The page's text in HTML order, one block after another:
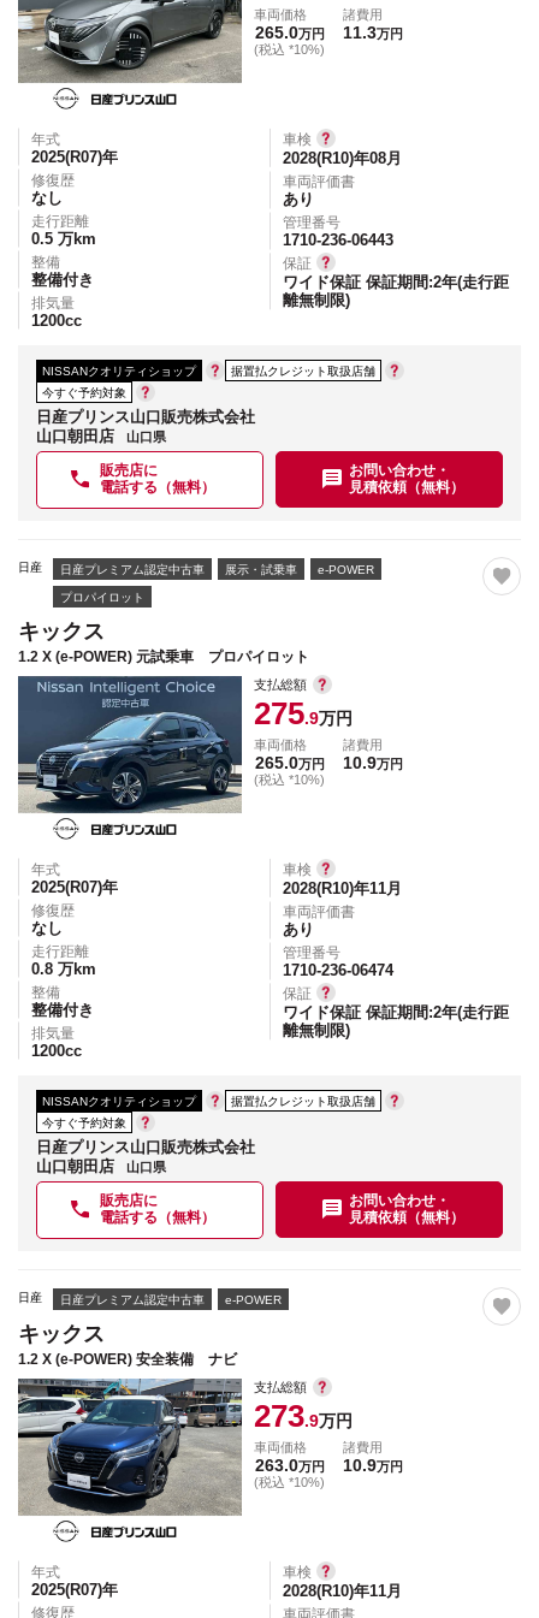
車両価格
265.0万円
(税込 *10%)
諸費用
11.3万円
年式
2025(R07)年
修復歴
なし
走行距離
0.5 万km
整備
整備付き
排気量
1200cc
車検
2028(R10)年08月
車両評価書
あり
管理番号
1710-236-06443
保証
ワイド保証 保証期間:2年(走行距
離無制限)
NISSANクオリティショップ
据置払クレジット取扱店舗
今すぐ予約対象
日産プリンス山口販売株式会社
山口朝田店
山口県
販売店に
電話する（無料）
お問い合わせ・
見積依頼（無料）
日産 日産プレミアム認定中古車 展示・試乗車 e-POWER
プロパイロット
キックス
1.2 X (e-POWER) 元試乗車 プロパイロット
支払総額
275.9万円
車両価格
265.0万円
(税込 *10%)
諸費用
10.9万円
年式
2025(R07)年
修復歴
なし
走行距離
0.8 万km
整備
整備付き
排気量
1200cc
車検
2028(R10)年11月
車両評価書
あり
管理番号
1710-236-06474
保証
ワイド保証 保証期間:2年(走行距
離無制限)
NISSANクオリティショップ
据置払クレジット取扱店舗
今すぐ予約対象
日産プリンス山口販売株式会社
山口朝田店
山口県
販売店に
電話する（無料）
お問い合わせ・
見積依頼（無料）
日産 日産プレミアム認定中古車 e-POWER
キックス
1.2 X (e-POWER) 安全装備 ナビ
支払総額
273.9万円
車両価格
263.0万円
(税込 *10%)
諸費用
10.9万円
年式
2025(R07)年
修復歴
車検
2028(R10)年11月
車両評価書